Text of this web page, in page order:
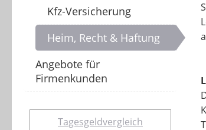
Kfz-Versicherung
Heim, Recht & Haftung
Angebote für
Firmenkunden
Tagesgeldvergleich